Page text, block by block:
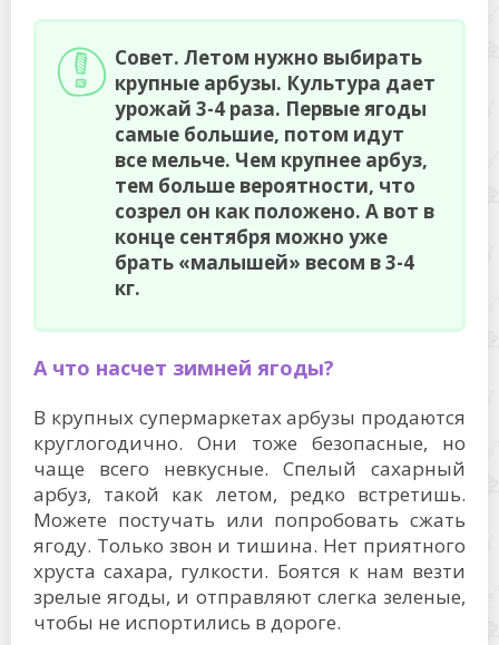
Совет. Летом нужно выбирать
крупные арбузы. Культура дает
урожай 3-4 раза. Первые ягоды
самые большие, потом идут
все мельче. Чем крупнее арбуз,
тем больше вероятности, что
созрел он как положено. А вот в
конце сентября можно уже
брать «малышей» весом в 3-4
кг.
А что насчет зимней ягоды?
В крупных супермаркетах арбузы продаются
круглогодично. Они тоже безопасные, но
чаще всего невкусные. Спелый сахарный
арбуз, такой как летом, редко встретишь.
Можете постучать или попробовать сжать
ягоду. Только звон и тишина. Нет приятного
хруста сахара, гулкости. Боятся к нам везти
зрелые ягоды, и отправляют слегка зеленые,
чтобы не испортились в дороге.